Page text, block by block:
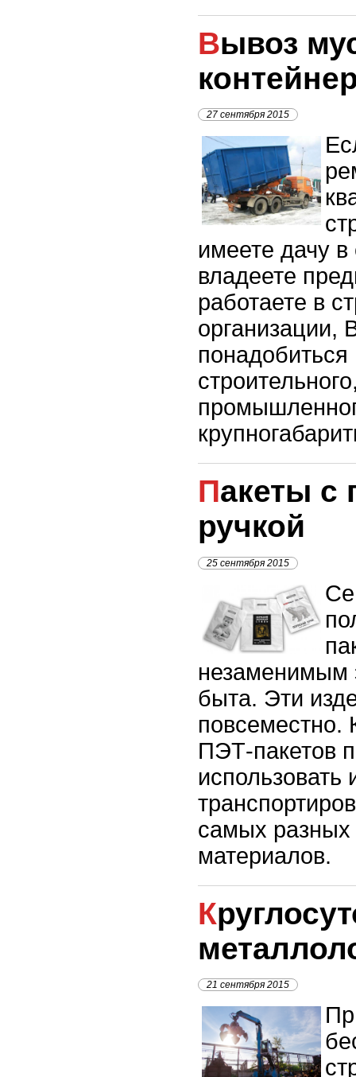
Вывоз мусора
27 сентября 2015
имеете дачу в
владеете
работаете в
организации,
Пакеты с прорубной
ручкой
25 сентября 2015
незаменимым
быта. Эти
повсеместно.
ПЭТ-пакетов
самых разных
материалов.
Круглосуточный прием
21 сентября 2015